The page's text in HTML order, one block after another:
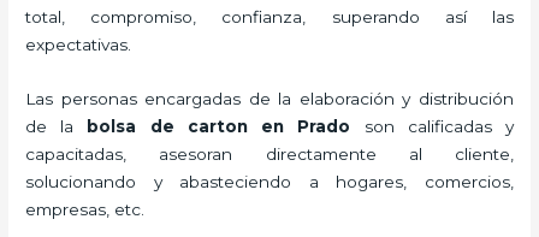
total, compromiso, confianza, superando así las
expectativas.
Las personas encargadas de la elaboración y distribución
de la
bolsa de carton en Prado son calificadas y
capacitadas, asesoran directamente al cliente,
solucionando y abasteciendo a hogares, comercios,
empresas, etc.